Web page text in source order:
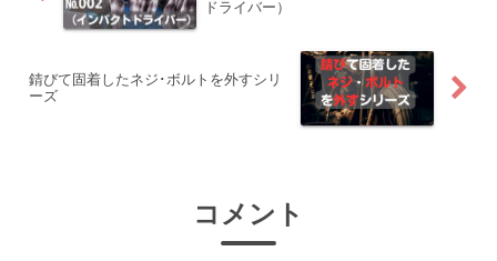
ドライバー）
錆びて固着したネジ･ボルトを外すシリ
ーズ
コメント